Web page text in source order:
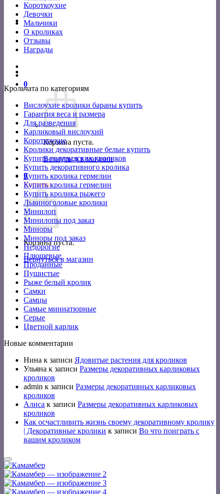
Короткоухие
Девочки
Мальчики
О кроликах
Отзывы
Награды
0
Корзина пуста.
Вернуться в магазин
0
Корзина
Корзина пуста.
Вернуться в магазин
Крольчата по категориям
Вислоухие кролики бараны купить
Гарантия веса и размера
Для разведения
Карликовый вислоухий
Короткоухие
Кролики декоративные белые купить
Купить голландских кроликов
Купить декоративного кролика
Купить кролика гермелин
Купить кролика гермелин
Купить кролика рыжего
Львиноголовые кролики
Минилоп
Минилопы под заказ
Миноры
Миноры под заказ
Недорогие
Плюшевые
Проданные
Пушистые
Рыже белый кролик
Самки
Самцы
Самые миниатюрные
Серые
Цветной карлик
Новые комментарии
Нина к записи Ядовитые растения для кроликов
Ульяна к записи Размеры декоративных карликовых
кроликов
admin к записи Размеры декоративных карликовых
кроликов
Алиса к записи Размеры декоративных карликовых
кроликов
Как осчастливить жизнь своему декоративному кролику
| Декоративные кролики к записи Во что поиграть с
вашим кроликом